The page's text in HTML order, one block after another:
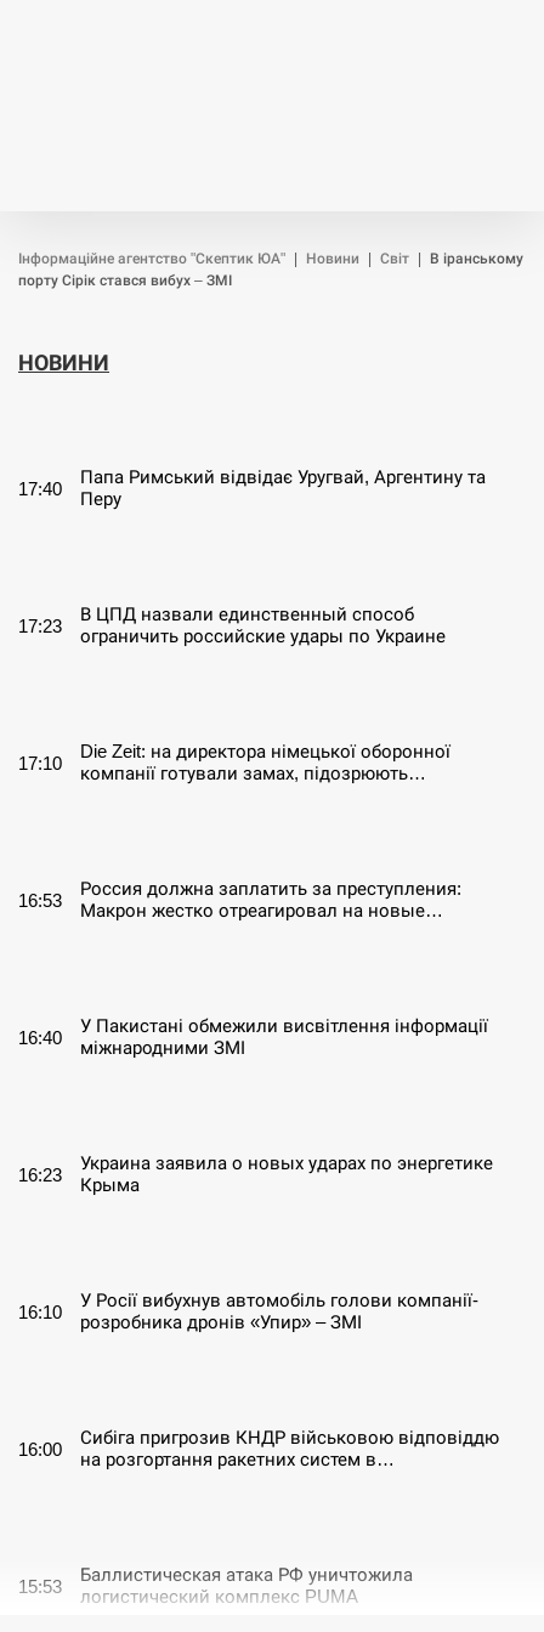
Інформаційне агентство "Скептик ЮА" Новини Світ
В іранському
порту Сірік стався вибух – ЗМІ
НОВИНИ
17:40
Папа Римський відвідає Уругвай, Аргентину та
Перу
17:23
В ЦПД назвали единственный способ
ограничить российские удары по Украине
17:10
Die Zeit: на директора німецької оборонної
компанії готували замах, підозрюють…
16:53
Россия должна заплатить за преступления:
Макрон жестко отреагировал на новые…
16:40
У Пакистані обмежили висвітлення інформації
міжнародними ЗМІ
16:23
Украина заявила о новых ударах по энергетике
Крыма
16:10
У Росії вибухнув автомобіль голови компанії-
розробника дронів «Упир» – ЗМІ
16:00
Сибіга пригрозив КНДР військовою відповіддю
на розгортання ракетних систем в…
15:53
Баллистическая атака РФ уничтожила
логистический комплекс PUMA